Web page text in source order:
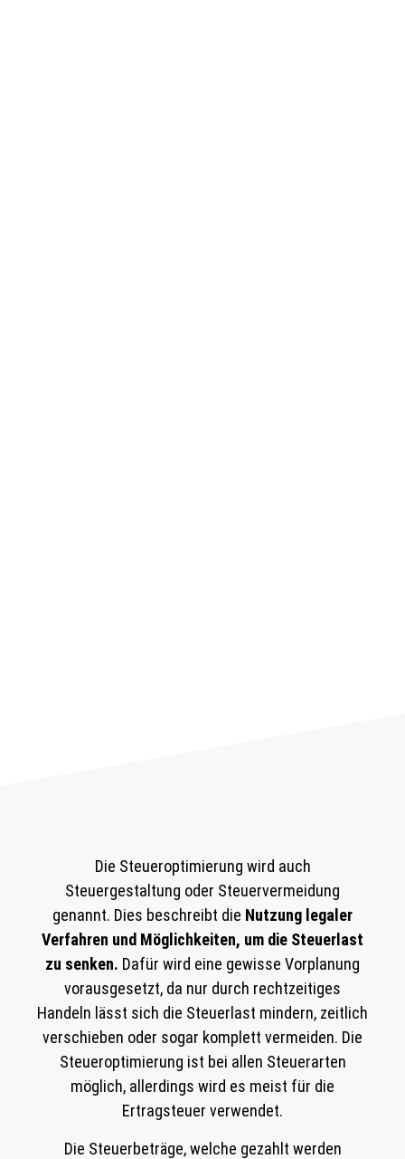
Die Steueroptimierung wird auch
Steuergestaltung oder Steuervermeidung
genannt. Dies beschreibt die Nutzung legaler
Verfahren und Möglichkeiten, um die Steuerlast
zu senken. Dafür wird eine gewisse Vorplanung
vorausgesetzt, da nur durch rechtzeitiges
Handeln lässt sich die Steuerlast mindern, zeitlich
verschieben oder sogar komplett vermeiden. Die
Steueroptimierung ist bei allen Steuerarten
möglich, allerdings wird es meist für die
Ertragsteuer verwendet.
Die Steuerbeträge, welche gezahlt werden